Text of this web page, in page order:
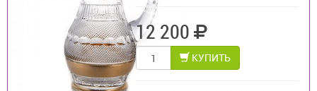
12 200
КУПИТЬ